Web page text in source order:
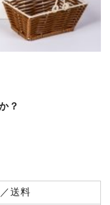
？
送料